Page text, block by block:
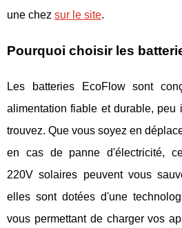
une chez sur le site.
Pourquoi choisir les
Les batteries EcoFlow sont
alimentation fiable et durable, peu
trouvez. Que vous soyez en
en cas de panne d'électricité,
220V solaires peuvent vous
elles sont dotées d'une
vous permettant de charger vos